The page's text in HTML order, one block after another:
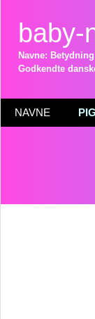
baby-
Navne:
Godkendte
NAVNE